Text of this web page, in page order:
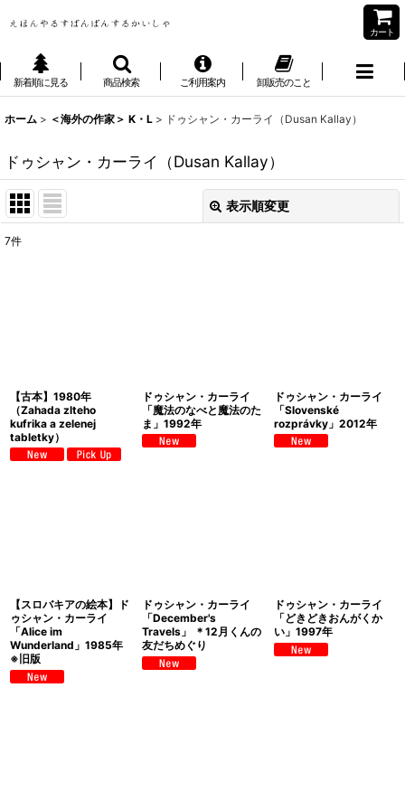
カート
新着順に見る 商品検索 ご利用案内 卸販売のこと
ホーム > ＜海外の作家＞ K・L > ドゥシャン・カーライ（Dusan Kallay）
ドゥシャン・カーライ（Dusan Kallay）
表示順変更
7件
【古本】1980年
（Zahada zlteho
kufrika a zelenej
tabletky）
ドゥシャン・カーライ
「魔法のなべと魔法のた
ま」1992年
ドゥシャン・カーライ
「Slovenské
rozprávky」2012年
【スロバキアの絵本】ド
ゥシャン・カーライ
「Alice im
Wunderland」1985年
※旧版
ドゥシャン・カーライ
「December's
Travels」 ＊12月くんの
友だちめぐり
ドゥシャン・カーライ
「どきどきおんがくか
い」1997年